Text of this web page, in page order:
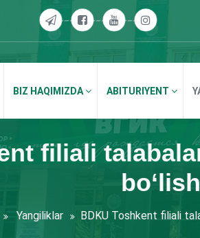
BIZ HAQIMIZDA ABITURIYENT
filiali
Yangiliklar BDKU Toshkent filiali